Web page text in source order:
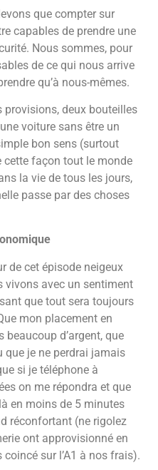
que compter sur
capables de prendre une
Nous sommes, pour
de ce qui nous arrive
qu’à nous-mêmes.
provisions, deux bouteilles
voiture sans être un
bon sens (surtout
cette façon tout le monde
la vie de tous les jours,
passe par des choses
de cet épisode neigeux
vivons avec un sentiment
que tout sera toujours
mon placement en
d’argent, que
que je ne perdrai jamais
si je téléphone à
on me répondra et que
en moins de 5 minutes
réconfortant (ne rigolez
ont approvisionné en
coincé sur l’A1 à nos frais).